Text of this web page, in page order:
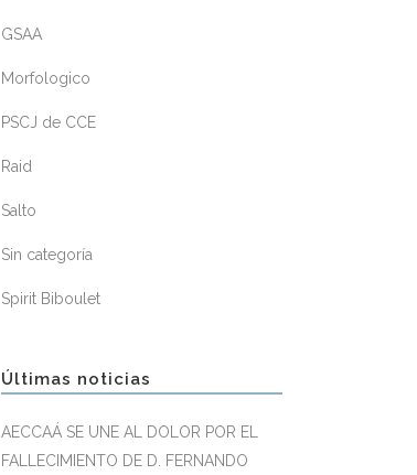
GSAA
Morfologico
PSCJ de CCE
Raid
Salto
Sin categoría
Spirit Biboulet
Últimas noticias
AECCAÁ SE UNE AL DOLOR POR EL
FALLECIMIENTO DE D. FERNANDO